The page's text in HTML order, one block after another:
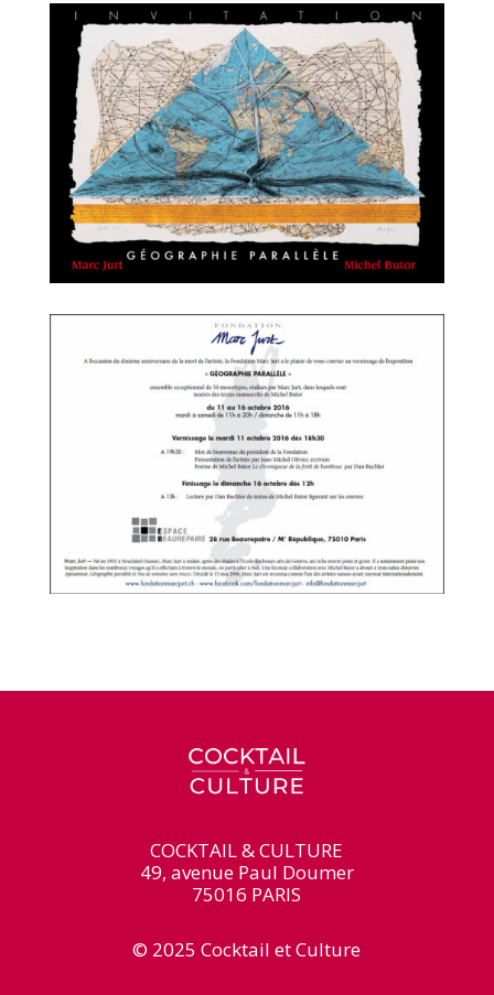
COCKTAIL & CULTURE
49, avenue Paul Doumer
75016 PARIS
© 2025 Cocktail et Culture